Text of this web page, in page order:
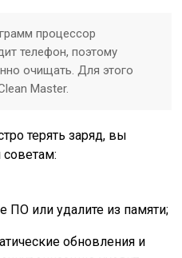
процессор
телефон, поэтому
очищать. Для этого
Master.
терять заряд, вы
ПО или удалите из памяти;
обновления и